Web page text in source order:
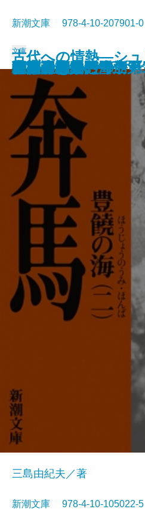
喪失の儀礼
パルタイ
夢魔の標的
天人五衰―豊饒の
海流のなかの島々
海流のなかの島々
暁の寺―豊饒の海
果心居士の幻術
百万ドルをとり返
古代への情熱―シ
―
新潮文庫 978-4-10-
文庫
奔馬―豊饒の海・
三島由紀夫／著
新潮文庫 978-4-10-
白い服の男
先導者・赤い雪崩
午後の恐竜
彼の生きかた
巨人の磯
宇宙のあいさつ
精神分析入門〔上〕
精神分析入門〔下〕
幸福論